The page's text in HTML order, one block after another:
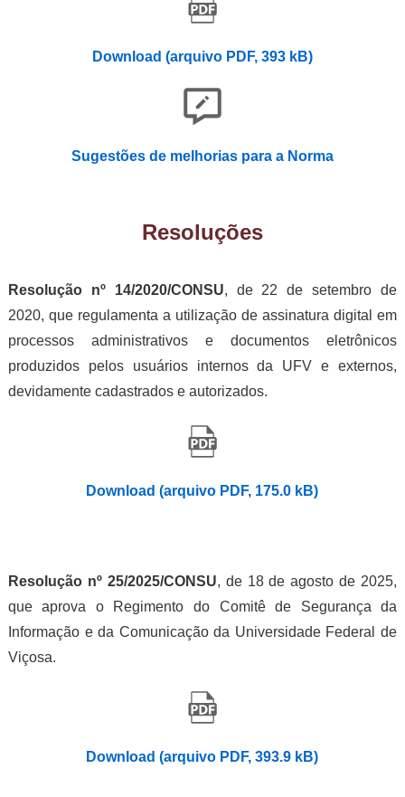
Download (arquivo PDF, 393 kB)
Sugestões de melhorias para a Norma
Resoluções
Resolução nº 14/2020/CONSU, de 22 de setembro de
2020, que regulamenta a utilização de assinatura digital em
processos administrativos e documentos eletrônicos
produzidos pelos usuários internos da UFV e externos,
devidamente cadastrados e autorizados.
Download (arquivo PDF, 175.0 kB)
Resolução nº 25/2025/CONSU, de 18 de agosto de 2025,
que aprova o Regimento do Comitê de Segurança da
Informação e da Comunicação da Universidade Federal de
Viçosa.
Download (arquivo PDF, 393.9 kB)